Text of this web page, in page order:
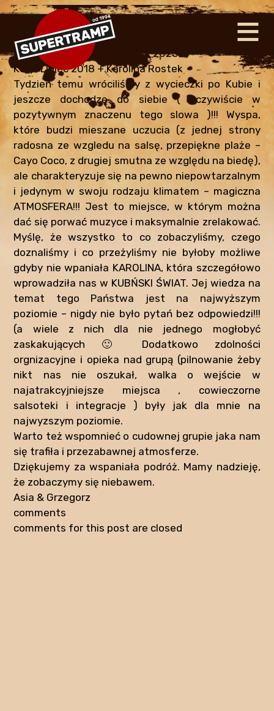
≡
KUBA 2018
edit
BySupertramp •
January 13, 2025
Kuba Lipiec 2018 + Karolina Rostek
Tydzień temu wróciliśmy z wycieczki po Kubie i
jeszcze dochodzę do siebie ( oczywiście w
pozytywnym znaczenu tego slowa )!!! Wyspa,
które budzi mieszane uczucia (z jednej strony
radosna ze wzgledu na salsę, przepiękne plaże –
Cayo Coco, z drugiej smutna ze względu na biedę),
ale charakteryzuje się na pewno niepowtarzalnym
i jedynym w swoju rodzaju klimatem – magiczna
ATMOSFERA!!! Jest to miejsce, w którym można
dać się porwać muzyce i maksymalnie zrelakować.
Myślę, że wszystko to co zobaczyliśmy, czego
doznaliśmy i co przeżyliśmy nie byłoby możliwe
gdyby nie wpaniała KAROLINA, która szczegółowo
wprowadziła nas w KUBŃSKI ŚWIAT. Jej wiedza na
temat tego Państwa jest na najwyższym
poziomie – nigdy nie było pytań bez odpowiedzi!!!
(a wiele z nich dla nie jednego mogłobyć
zaskakujących 🙂 Dodatkowo zdolności
orgnizacyjne i opieka nad grupą (pilnowanie żeby
nikt nas nie oszukał, walka o wejście w
najatrakcyjniejsze miejsca , cowieczorne
salsoteki i integracje ) były jak dla mnie na
najwyzszym poziomie.
Warto też wspomnieć o cudownej grupie jaka nam
się trafiła i przezabawnej atmosferze.
Dziękujemy za wspaniała podróż. Mamy nadzieję,
że zobaczymy się niebawem.
Asia & Grzegorz
comments
comments for this post are closed